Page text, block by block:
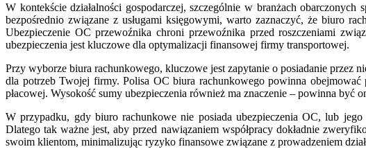
W kontekście działalności gospodarczej, szczególnie w branżach
bezpośrednio związane z usługami księgowymi, warto zaznaczyć, że biuro
Ubezpieczenie OC przewoźnika chroni przewoźnika przed roszczeniami
ubezpieczenia jest kluczowe dla optymalizacji finansowej firmy transportowej.
Przy wyborze biura rachunkowego, kluczowe jest zapytanie o posiadanie przez
dla potrzeb Twojej firmy. Polisa OC biura rachunkowego powinna
płacowej. Wysokość sumy ubezpieczenia również ma znaczenie – powinna być
W przypadku, gdy biuro rachunkowe nie posiada ubezpieczenia OC, lub
Dlatego tak ważne jest, aby przed nawiązaniem współpracy dokładnie
swoim klientom, minimalizując ryzyko finansowe związane z prowadzeniem